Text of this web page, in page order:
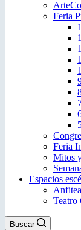
Feria
Feria
Mitos
Espacios
Teatro
Buscar